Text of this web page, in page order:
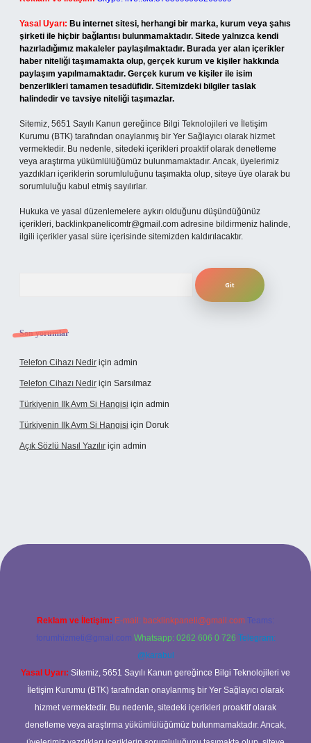
Yasal Uyarı: Bu internet sitesi, herhangi bir marka, kurum veya şahıs
şirketi ile hiçbir bağlantısı bulunmamaktadır. Sitede yalnızca kendi
hazırladığımız makaleler paylaşılmaktadır. Burada yer alan içerikler
haber niteliği taşımamakta olup, gerçek kurum ve kişiler hakkında
paylaşım yapılmamaktadır. Gerçek kurum ve kişiler ile isim
benzerlikleri tamamen tesadüfidir. Sitemizdeki bilgiler taslak
halindedir ve tavsiye niteliği taşımazlar.
Sitemiz, 5651 Sayılı Kanun gereğince Bilgi Teknolojileri ve İletişim
Kurumu (BTK) tarafından onaylanmış bir Yer Sağlayıcı olarak hizmet
vermektedir. Bu nedenle, sitedeki içerikleri proaktif olarak denetleme
veya araştırma yükümlülüğümüz bulunmamaktadır. Ancak, üyelerimiz
yazdıkları içeriklerin sorumluluğunu taşımakta olup, siteye üye olarak bu
sorumluluğu kabul etmiş sayılırlar.
Hukuka ve yasal düzenlemelere aykırı olduğunu düşündüğünüz
içerikleri, backlinkpanelicomtr@gmail.com adresine bildirmeniz halinde,
ilgili içerikler yasal süre içerisinde sitemizden kaldırılacaktır.
Son yorumlar
Telefon Cihazı Nedir için admin
Telefon Cihazı Nedir için Sarsılmaz
Türkiyenin Ilk Avm Si Hangisi için admin
Türkiyenin Ilk Avm Si Hangisi için Doruk
Açık Sözlü Nasıl Yazılır için admin
Reklam ve İletişim: E-mail: backlinkpaneli@gmail.com Teams:
forumhizmeti@gmail.com Whatsapp: 0262 606 0 726 Telegram:
@karabul
Yasal Uyarı: Sitemiz, 5651 Sayılı Kanun gereğince Bilgi Teknolojileri ve
İletişim Kurumu (BTK) tarafından onaylanmış bir Yer Sağlayıcı olarak
hizmet vermektedir. Bu nedenle, sitedeki içerikleri proaktif olarak
denetleme veya araştırma yükümlülüğümüz bulunmamaktadır. Ancak,